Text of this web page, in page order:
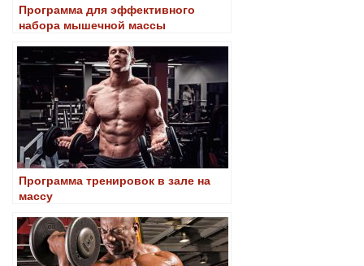
Программа для эффективного
набора мышечной массы
Программа тренировок в зале на
массу